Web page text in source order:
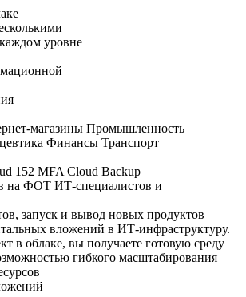
уровне
магазины Промышленность
Финансы Транспорт
152 MFA Cloud Backup
на ФОТ ИТ-специалистов и
запуск и вывод новых продуктов
вложений в ИТ-инфраструктуру.
в облаке, вы получаете готовую среду
гибкого масштабирования